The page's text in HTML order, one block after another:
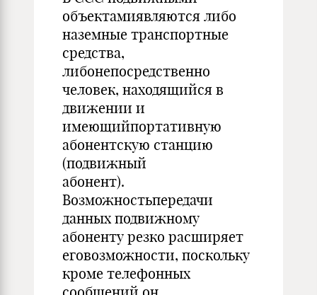
объектамиявляются либо
наземные транспортные
средства,
либонепосредственно
человек, находящийся в
движении и
имеющийпортативную
абонентскую станцию
(подвижный
абонент).
Возможностьпередачи
данных подвижному
абоненту резко расширяет
еговозможности, поскольку
кроме телефонных